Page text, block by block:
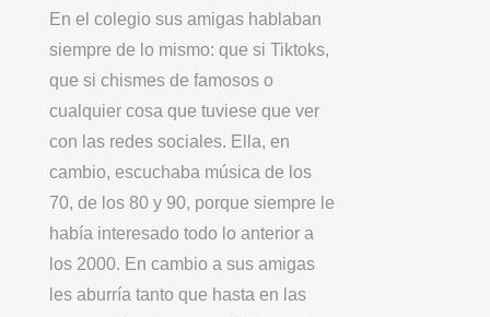
En el colegio sus amigas hablaban
siempre de lo mismo: que si Tiktoks,
que si chismes de famosos o
cualquier cosa que tuviese que ver
con las redes sociales. Ella, en
cambio, escuchaba música de los
70, de los 80 y 90, porque siempre le
había interesado todo lo anterior a
los 2000. En cambio a sus amigas
les aburría tanto que hasta en las